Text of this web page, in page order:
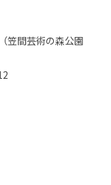
笠間芸術の森公園